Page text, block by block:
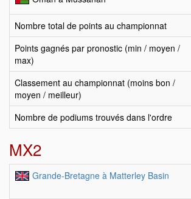
Nombre total de points au championnat
Points gagnés par pronostic (min / moyen /
max)
Classement au championnat (moins bon /
moyen / meilleur)
Nombre de podiums trouvés dans l'ordre
MX2
Grande-Bretagne à Matterley Basin